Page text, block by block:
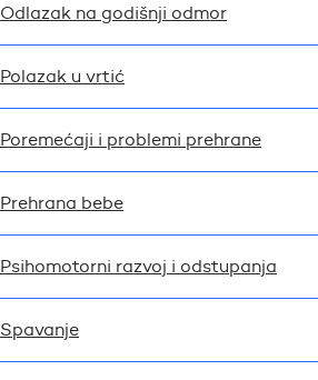
Odlazak na godišnji odmor
Polazak u vrtić
Poremećaji i problemi prehrane
Prehrana bebe
Psihomotorni razvoj i odstupanja
Spavanje